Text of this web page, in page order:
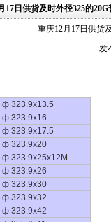
17日供货及时外径325的
重庆12月17日供货
发
ф 323.9x13.5
ф 323.9x16
ф 323.9x17.5
ф 323.9x20
ф 323.9x25x12M
ф 323.9x26
ф 323.9x30
ф 323.9x32
ф 323.9x42